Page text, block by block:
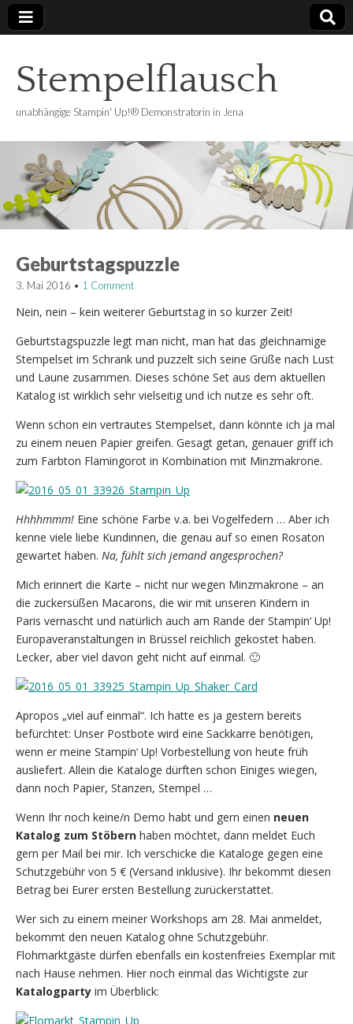
Stempelflausch
unabhängige Stampin' Up!® Demonstratorin in Jena
Geburtstagspuzzle
3. Mai 2016 • 1 Comment
Nein, nein – kein weiterer Geburtstag in so kurzer Zeit!
Geburtstagspuzzle legt man nicht, man hat das gleichnamige
Stempelset im Schrank und puzzelt sich seine Grüße nach Lust
und Laune zusammen. Dieses schöne Set aus dem aktuellen
Katalog ist wirklich sehr vielseitig und ich nutze es sehr oft.
Wenn schon ein vertrautes Stempelset, dann könnte ich ja mal
zu einem neuen Papier greifen. Gesagt getan, genauer griff ich
zum Farbton Flamingorot in Kombination mit Minzmakrone.
Hhhhmmm! Eine schöne Farbe v.a. bei Vogelfedern … Aber ich
kenne viele liebe Kundinnen, die genau auf so einen Rosaton
gewartet haben. Na, fühlt sich jemand angesprochen?
Mich erinnert die Karte – nicht nur wegen Minzmakrone – an
die zuckersüßen Macarons, die wir mit unseren Kindern in
Paris vernascht und natürlich auch am Rande der Stampin‘ Up!
Europaveranstaltungen in Brüssel reichlich gekostet haben.
Lecker, aber viel davon geht nicht auf einmal. 🙂
Apropos „viel auf einmal“. Ich hatte es ja gestern bereits
befürchtet: Unser Postbote wird eine Sackkarre benötigen,
wenn er meine Stampin‘ Up! Vorbestellung von heute früh
ausliefert. Allein die Kataloge dürften schon Einiges wiegen,
dann noch Papier, Stanzen, Stempel …
Wenn Ihr noch keine/n Demo habt und gern einen neuen
Katalog zum Stöbern haben möchtet, dann meldet Euch
gern per Mail bei mir. Ich verschicke die Kataloge gegen eine
Schutzgebühr von 5 € (Versand inklusive). Ihr bekommt diesen
Betrag bei Eurer ersten Bestellung zurückerstattet.
Wer sich zu einem meiner Workshops am 28. Mai anmeldet,
bekommt den neuen Katalog ohne Schutzgebühr.
Flohmarktgäste dürfen ebenfalls ein kostenfreies Exemplar mit
nach Hause nehmen. Hier noch einmal das Wichtigste zur
Katalogparty im Überblick: